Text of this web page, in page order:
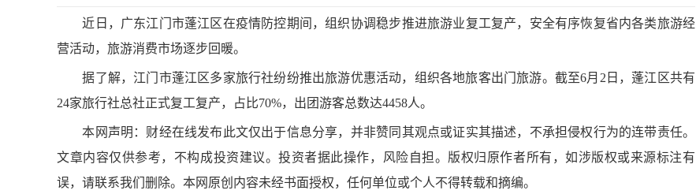
近日，广东江门市蓬江区在疫情防控期间，组织协调稳步推进旅游业复工复产，安全有序恢复省内各类旅游经
营活动，旅游消费市场逐步回暖。
据了解，江门市蓬江区多家旅行社纷纷推出旅游优惠活动，组织各地旅客出门旅游。截至6月2日，蓬江区共有
24家旅行社总社正式复工复产，占比70%，出团游客总数达4458人。
本网声明：财经在线发布此文仅出于信息分享，并非赞同其观点或证实其描述，不承担侵权行为的连带责任。
文章内容仅供参考，不构成投资建议。投资者据此操作，风险自担。版权归原作者所有，如涉版权或来源标注有
误，请联系我们删除。本网原创内容未经书面授权，任何单位或个人不得转载和摘编。